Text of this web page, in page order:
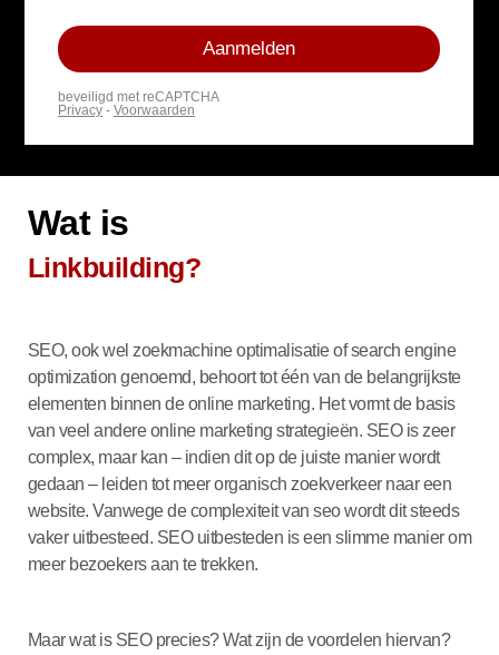
Wat is
Linkbuilding?
SEO, ook wel zoekmachine optimalisatie of search engine
optimization genoemd, behoort tot één van de belangrijkste
elementen binnen de online marketing. Het vormt de basis
van veel andere online marketing strategieën. SEO is zeer
complex, maar kan – indien dit op de juiste manier wordt
gedaan – leiden tot meer organisch zoekverkeer naar een
website. Vanwege de complexiteit van seo wordt dit steeds
vaker uitbesteed. SEO uitbesteden is een slimme manier om
meer bezoekers aan te trekken.
Maar wat is SEO precies? Wat zijn de voordelen hiervan?